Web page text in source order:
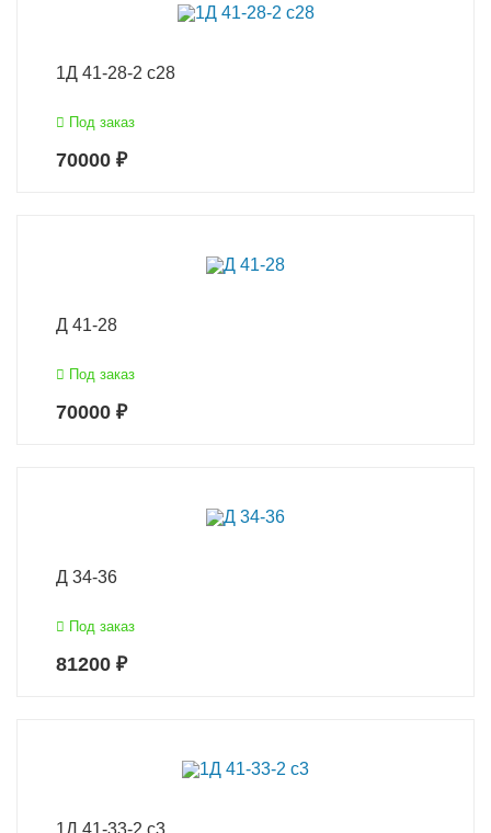
1Д 41-28-2 с28
Под заказ
70000 ₽
Д 41-28
Под заказ
70000 ₽
Д 34-36
Под заказ
81200 ₽
1Д 41-33-2 с3